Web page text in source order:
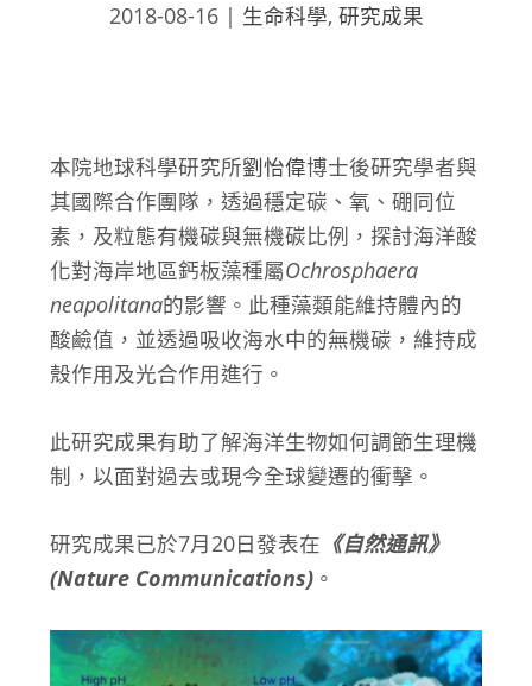
2018-08-16| 生命科學, 研究成果
本院地球科學研究所劉怡偉博士後研究學者與
其國際合作團隊，透過穩定碳、氧、硼同位
素，及粒態有機碳與無機碳比例，探討海洋酸
化對海岸地區鈣板藻種屬Ochrosphaera
neapolitana的影響。此種藻類能維持體內的
酸鹼值，並透過吸收海水中的無機碳，維持成
殼作用及光合作用進行。
此研究成果有助了解海洋生物如何調節生理機
制，以面對過去或現今全球變遷的衝擊。
研究成果已於7月20日發表在 《自然通訊》
(Nature Communications) 。